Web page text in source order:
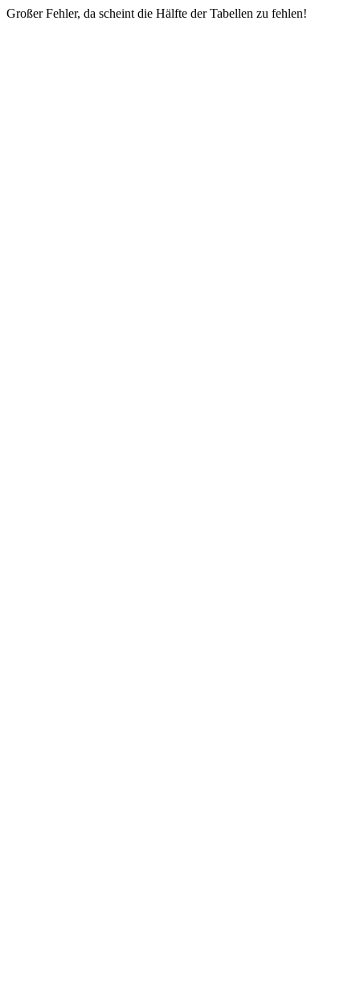
Großer Fehler, da scheint die Hälfte der Tabellen zu fehlen!